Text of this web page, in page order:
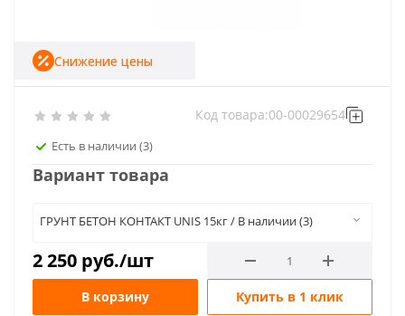
Есть в наличии (3)
Код товара:00-00029654
Вариант товара
ГРУНТ БЕТОН КОНТАКТ UNIS 15кг / В наличии (3)
2 250 руб./шт
Снижение цены
В корзину Купить в 1 клик